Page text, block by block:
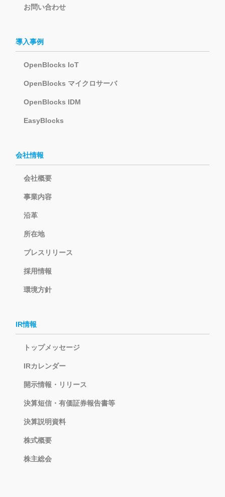
お問い合わせ
導入事例
OpenBlocks IoT
OpenBlocks マイクロサーバ
OpenBlocks IDM
EasyBlocks
会社情報
会社概要
事業内容
沿革
所在地
プレスリリース
採用情報
環境方針
IR情報
トップメッセージ
IRカレンダー
開示情報・リリース
決算短信・有価証券報告書等
決算説明資料
株式概要
株主総会